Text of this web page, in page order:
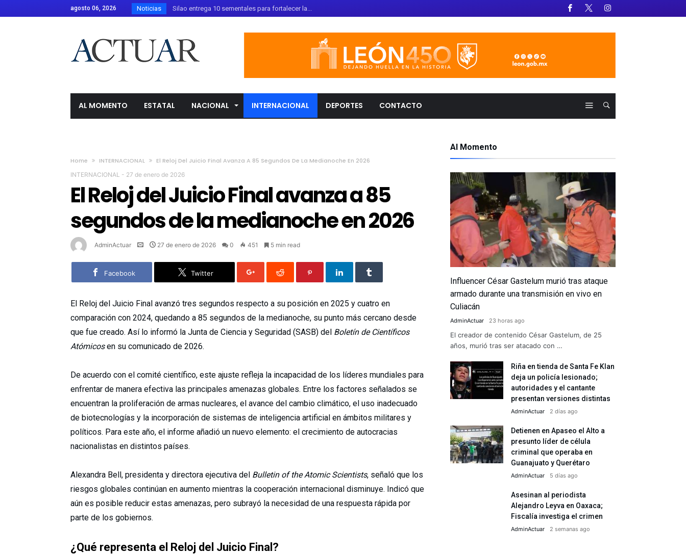
agosto 06, 2026 Noticias Silao entrega 10 sementales para fortalecer la...
Estados Unidos ofrece más de 100 millones de d...
Influencer César Gastelum murió tras ataque ar...
Guatemala activa alerta por erupción del volcá...
Irapuato realiza izamiento de Bandera Monument...
AL MOMENTO ESTATAL NACIONAL INTERNACIONAL DEPORTES CONTACTO
Home INTERNACIONAL El Reloj Del Juicio Final Avanza A 85 Segundos De La Medianoche En 2026
INTERNACIONAL - 27 de enero de 2026
El Reloj del Juicio Final avanza a 85
segundos de la medianoche en 2026
AdminActuar 27 de enero de 2026 0 451 5 min read
Facebook Twitter
El Reloj del Juicio Final avanzó tres segundos respecto a su posición en 2025 y cuatro en
comparación con 2024, quedando a 85 segundos de la medianoche, su punto más cercano desde
que fue creado. Así lo informó la Junta de Ciencia y Seguridad (SASB) del Boletín de Científicos
Atómicosen su comunicado de 2026.
De acuerdo con el comité científico, este ajuste refleja la incapacidad de los líderes mundiales para
enfrentar de manera efectiva las principales amenazas globales. Entre los factores señalados se
encuentran la proliferación de armas nucleares, el avance del cambio climático, el uso inadecuado
de biotecnologías y la incorporación de sistemas de inteligencia artificial en ámbitos militares y
políticos. Para este año, el informe añadió un nuevo elemento: el crecimiento de autocracias
nacionalistas en distintos países.
Alexandra Bell, presidenta y directora ejecutiva del Bulletin of the Atomic Scientists, señaló que los
riesgos globales continúan en aumento mientras la cooperación internacional disminuye. Indicó que
aún es posible reducir estas amenazas, pero subrayó la necesidad de una respuesta rápida por
parte de los gobiernos.
¿Qué representa el Reloj del Juicio Final?
Al Momento
Influencer César Gastelum murió tras ataque
armado durante una transmisión en vivo en
Culiacán
AdminActuar 23 horas ago
El creador de contenido César Gastelum, de 25
años, murió tras ser atacado con …
Riña en tienda de Santa Fe Klan
deja un policía lesionado;
autoridades y el cantante
presentan versiones distintas
AdminActuar 2 días ago
Detienen en Apaseo el Alto a
presunto líder de célula
criminal que operaba en
Guanajuato y Querétaro
AdminActuar 5 días ago
Asesinan al periodista
Alejandro Leyva en Oaxaca;
Fiscalía investiga el crimen
AdminActuar 2 semanas ago